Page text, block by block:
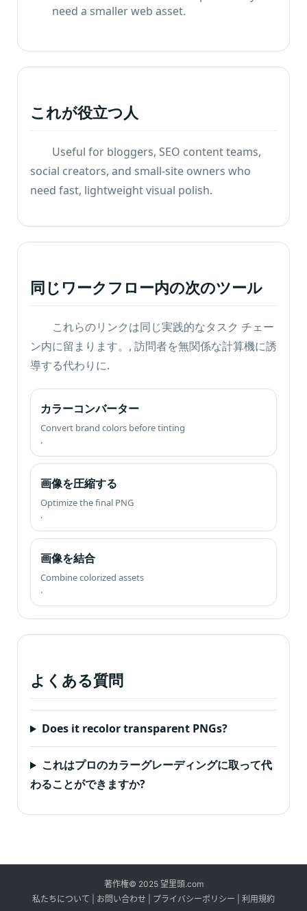
need a smaller web asset.
これが役立つ人
Useful for bloggers, SEO content teams,
social creators, and small-site owners who
need fast, lightweight visual polish.
同じワークフロー内の次のツール
これらのリンクは同じ実践的なタスク チェー
ン内に留まります。, 訪問者を無関係な計算機に誘
導する代わりに.
カラーコンバーター
Convert brand colors before tinting
.
画像を圧縮する
Optimize the final PNG
.
画像を結合
Combine colorized assets
.
よくある質問
Does it recolor transparent PNGs?
これはプロのカラーグレーディングに取って代
わることができますか?
著作権© 2025 望里頭.com
私たちについて
お問い合わせ プライバシーポリシー 利用規約